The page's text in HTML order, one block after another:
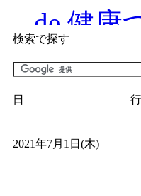
de 健康
「子育
間：
「皆鶴
」
検索で探す
日
2021年7月1日(木)